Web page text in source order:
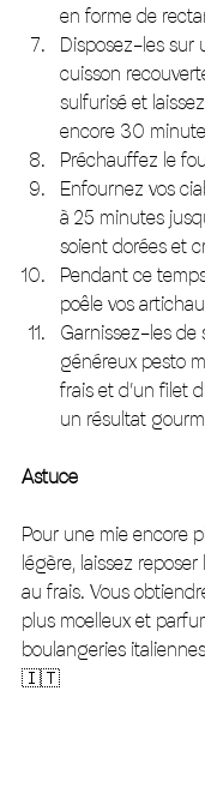
en forme de
Disposez-les sur
cuisson
sulfurisé et
encore 30
Préchauffez le
Enfournez vos
à 25 minutes
soient dorées et
Pendant ce
poêle vos
Garnissez-les de
généreux pesto
frais et d’un filet
un résultat
Astuce
Pour une mie encore
légère, laissez
au frais. Vous
plus moelleux et
boulangeries
🇮🇹